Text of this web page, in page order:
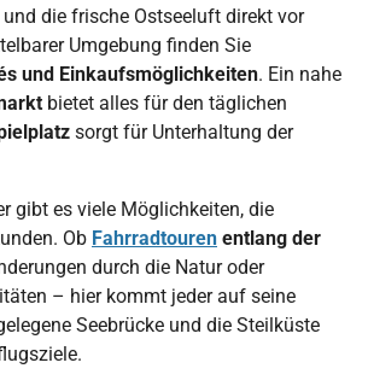
und die frische Ostseeluft direkt vor
Umgebung finden Sie
und Einkaufsmöglichkeiten. Ein nahe
bietet alles für den täglichen
sorgt für Unterhaltung der
gibt es viele Möglichkeiten, die
Ob Fahrradtouren entlang der
durch die Natur oder
– hier kommt jeder auf seine
Seebrücke und die Steilküste